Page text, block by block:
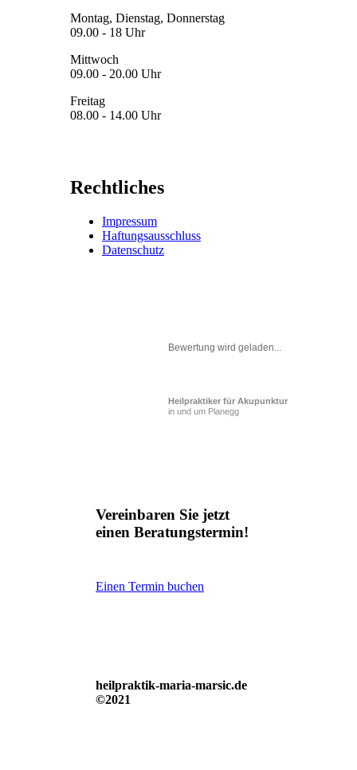
Montag, Dienstag, Donnerstag
09.00 - 18 Uhr
Mittwoch
09.00 - 20.00 Uhr
Freitag
08.00 - 14.00 Uhr
Rechtliches
Impressum
Haftungsausschluss
Datenschutz
Bewertung wird geladen...
Heilpraktiker für Akupunktur
in und um Planegg
Vereinbaren Sie jetzt
einen Beratungstermin!
Einen Termin buchen
heilpraktik-maria-marsic.de
©2021